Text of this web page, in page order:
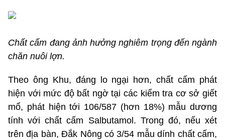
Chất cấm đang ảnh hưởng nghiêm trọng đến ngành
chăn nuôi lợn.
Theo ông Khu, đáng lo ngại hơn, chất cấm phát
hiện với mức độ bất ngờ tại các kiểm tra cơ sở giết
mổ, phát hiện tới 106/587 (hơn 18%) mẫu dương
tính với chất cấm Salbutamol. Trong đó, nếu xét
trên địa bàn, Đắk Nông có 3/54 mẫu dính chất cấm,